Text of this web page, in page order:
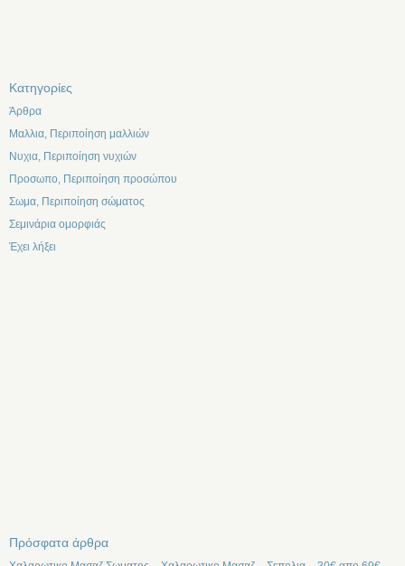
Kατηγορίες
Άρθρα
Μαλλια, Περιποίηση μαλλιών
Νυχια, Περιποίηση νυχιών
Προσωπο, Περιποίηση προσώπου
Σωμα, Περιποίηση σώματος
Σεμινάρια ομορφιάς
Έχει λήξει
Πρόσφατα άρθρα